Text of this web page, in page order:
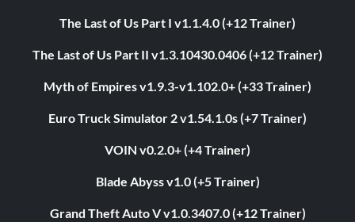
The Last of Us Part I v1.1.4.0 (+12 Trainer)
The Last of Us Part II v1.3.10430.0406 (+12 Trainer)
Myth of Empires v1.9.3-v1.102.0+ (+33 Trainer)
Euro Truck Simulator 2 v1.54.1.0s (+7 Trainer)
VOIN v0.2.0+ (+4 Trainer)
Blade Abyss v1.0 (+5 Trainer)
Grand Theft Auto V v1.0.3407.0 (+12 Trainer)